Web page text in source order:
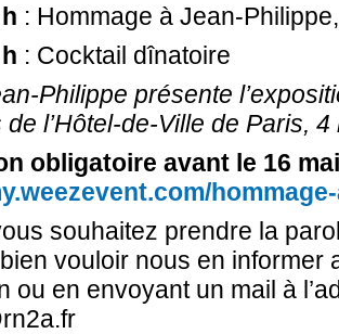
: Hommage à Jean-
: Cocktail dînatoire
Philippe présente
l’Hôtel-de-Ville de Paris,
obligatoire avant le 16
souhaitez prendre la
vouloir nous en informer
ou en envoyant un mail à